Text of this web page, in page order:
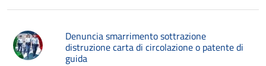
Denuncia smarrimento sottrazione
distruzione carta di circolazione o patente di
guida